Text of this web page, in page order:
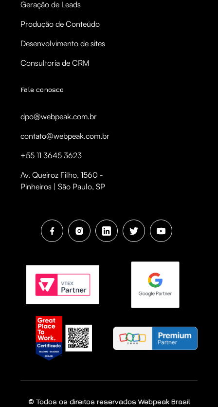
Geração de Leads
Produção de Conteúdo
Desenvolvimento de sites
Consultoria de CRM
Fale conosco
dpo@webpeak.com.br
contato@webpeak.com.br
+55 11 3645 3623
Av. Queiroz Filho, 1560 -
Pinheiros | São Paulo, SP
© Todos os direitos reservados Webpeak Brasil